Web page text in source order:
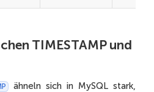
TIMESTAMP und
ähneln sich in MySQL stark,